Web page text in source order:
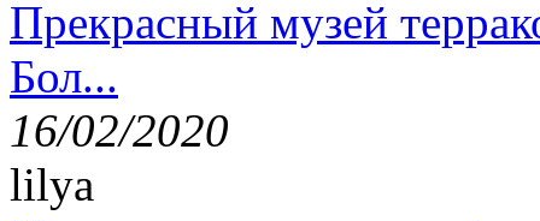
Прекрасный музей
Бол...
16/02/2020
lilya